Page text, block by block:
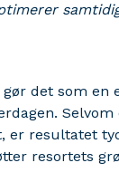
gør det som
er resultatet
resortets